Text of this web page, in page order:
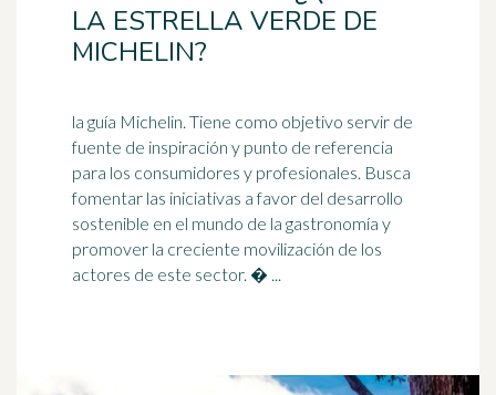
LA ESTRELLA VERDE DE
MICHELIN?
la guía Michelin. Tiene como objetivo servir de
fuente de inspiración y punto de referencia
para los consumidores y profesionales. Busca
fomentar las iniciativas a favor del desarrollo
sostenible en el mundo de la gastronomía y
promover la creciente movilización de los
actores de este sector. � ...